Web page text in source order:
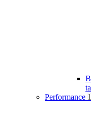
Performance